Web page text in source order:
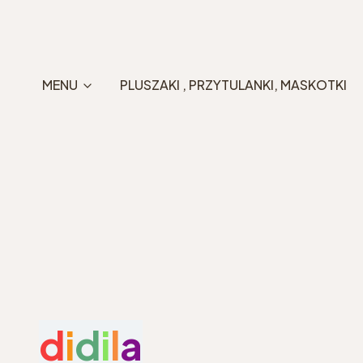
MENU PLUSZAKI , PRZYTULANKI, MASKOTKI
didila